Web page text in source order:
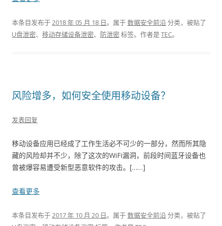
本条目发布于2018 年 05 月 18 日。属于数据安全前沿分类，被贴了
U盘泄密、 移动存储设备泄密、 防泄密标签。 作者是TEC。
风险增多，如何安全使用移动设备？
发表回复
移动设备应用已经成了工作生活必不可少的一部分，然而所其隐
藏的风险却并不少，除了这次的WiFi漏洞，前段时间蓝牙设备也
曾被爆容易遭受新型恶意软件的攻击。[……]
查看更多
本条目发布于2017 年 10 月 20 日。属于数据安全前沿分类，被贴了